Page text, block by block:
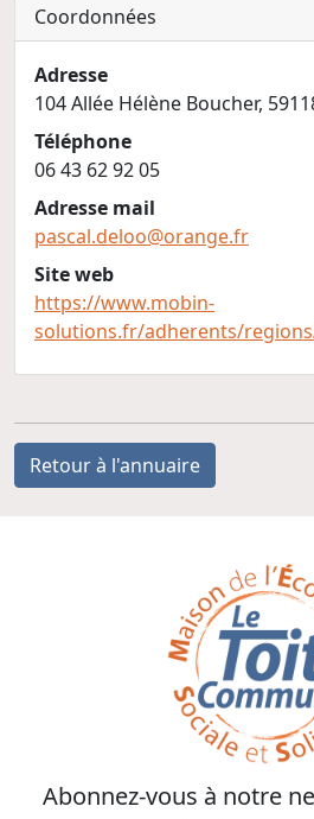
Coordonnées
Adresse
104 Allée Hélène Boucher,
Téléphone
06 43 62 92 05
Adresse mail
pascal.deloo@orange.fr
Site web
https://www.mobin-
solutions.fr/adherents/
Retour à l'annuaire
Abonnez-vous à notre